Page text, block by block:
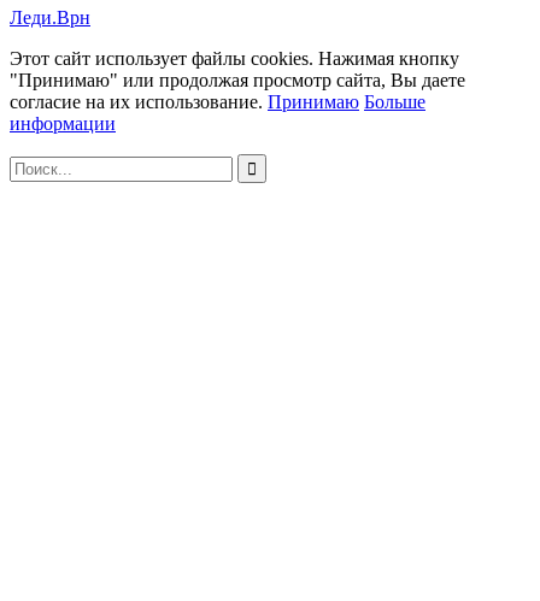
Леди.Врн
Этот сайт использует файлы cookies. Нажимая кнопку
"Принимаю" или продолжая просмотр сайта, Вы даете
согласие на их использование. Принимаю Больше
информации